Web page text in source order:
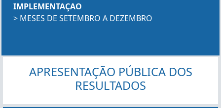
IMPLEMENTAÇAO
> MESES DE SETEMBRO A DEZEMBRO
APRESENTAÇÃO PÚBLICA DOS
RESULTADOS